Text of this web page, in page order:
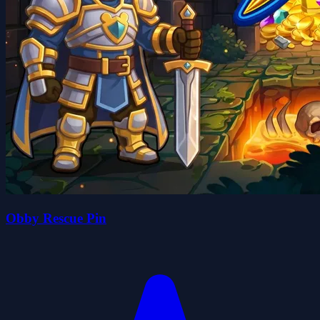
Obby Rescue Pin